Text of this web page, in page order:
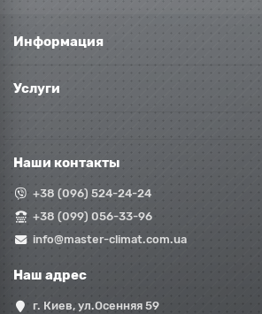
Информация
Услуги
Наши контакты
+38 (096) 524-24-24
+38 (099) 056-33-96
info@master-climat.com.ua
Наш адрес
г. Киев, ул.Осенняя 59